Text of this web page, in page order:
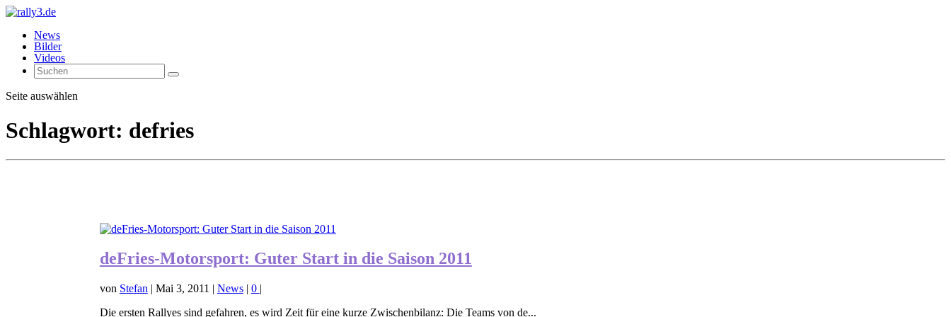
News
Bilder
Videos
Seite auswählen
Schlagwort: defries
deFries-Motorsport: Guter Start in die Saison 2011
von Stefan | Mai 3, 2011 | News| 0 |
Die ersten Rallyes sind gefahren, es wird Zeit für eine kurze Zwischenbilanz: Die Teams von de...